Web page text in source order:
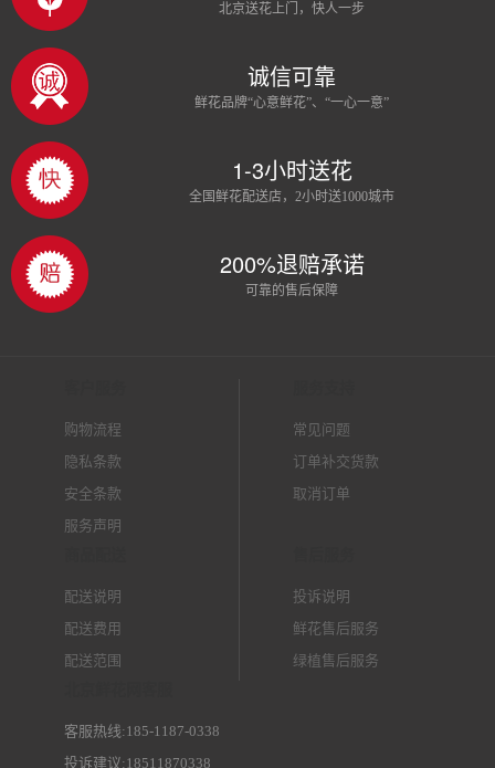
北京送花上门，快人一步
诚信可靠
鲜花品牌“心意鲜花”、“一心一意”
1-3小时送花
全国鲜花配送店，2小时送1000城市
200%退赔承诺
可靠的售后保障
购物流程
隐私条款
安全条款
服务声明
常见问题
订单补交货款
取消订单
配送说明
配送费用
配送范围
投诉说明
鲜花售后服务
绿植售后服务
客服热线:185-1187-0338
投诉建议:18511870338